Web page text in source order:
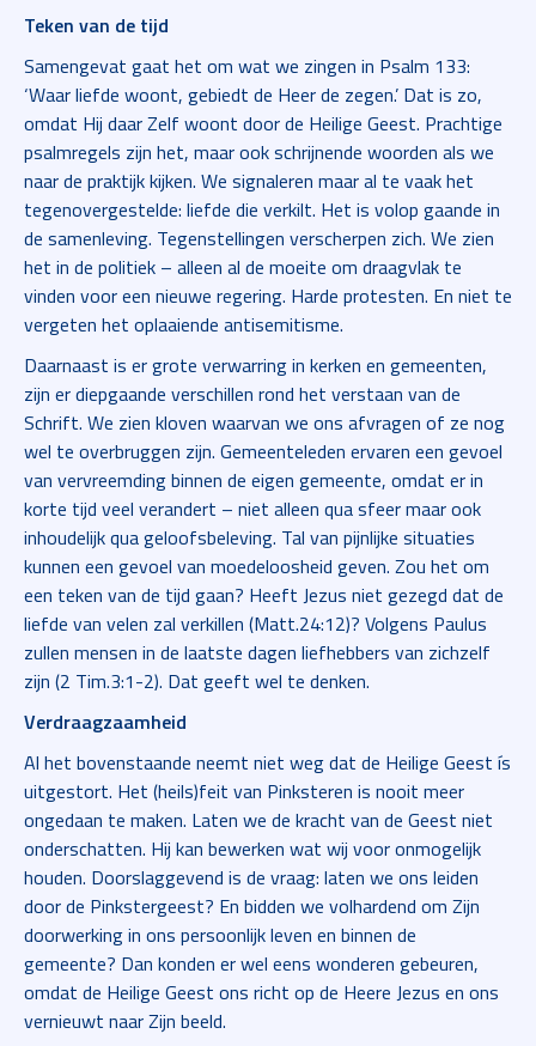
Teken van de tijd
Samengevat gaat het om wat we zingen in Psalm 133:
‘Waar liefde woont, gebiedt de Heer de zegen.’ Dat is zo,
omdat Hij daar Zelf woont door de Heilige Geest. Prachtige
psalmregels zijn het, maar ook schrijnende woorden als we
naar de praktijk kijken. We signaleren maar al te vaak het
tegenovergestelde: liefde die verkilt. Het is volop gaande in
de samenleving. Tegenstellingen verscherpen zich. We zien
het in de politiek – alleen al de moeite om draagvlak te
vinden voor een nieuwe regering. Harde protesten. En niet te
vergeten het oplaaiende antisemitisme.
Daarnaast is er grote verwarring in kerken en gemeenten,
zijn er diepgaande verschillen rond het verstaan van de
Schrift. We zien kloven waarvan we ons afvragen of ze nog
wel te overbruggen zijn. Gemeenteleden ervaren een gevoel
van vervreemding binnen de eigen gemeente, omdat er in
korte tijd veel verandert – niet alleen qua sfeer maar ook
inhoudelijk qua geloofsbeleving. Tal van pijnlijke situaties
kunnen een gevoel van moedeloosheid geven. Zou het om
een teken van de tijd gaan? Heeft Jezus niet gezegd dat de
liefde van velen zal verkillen (Matt.24:12)? Volgens Paulus
zullen mensen in de laatste dagen liefhebbers van zichzelf
zijn (2 Tim.3:1-2). Dat geeft wel te denken.
Verdraagzaamheid
Al het bovenstaande neemt niet weg dat de Heilige Geest ís
uitgestort. Het (heils)feit van Pinksteren is nooit meer
ongedaan te maken. Laten we de kracht van de Geest niet
onderschatten. Hij kan bewerken wat wij voor onmogelijk
houden. Doorslaggevend is de vraag: laten we ons leiden
door de Pinkstergeest? En bidden we volhardend om Zijn
doorwerking in ons persoonlijk leven en binnen de
gemeente? Dan konden er wel eens wonderen gebeuren,
omdat de Heilige Geest ons richt op de Heere Jezus en ons
vernieuwt naar Zijn beeld.